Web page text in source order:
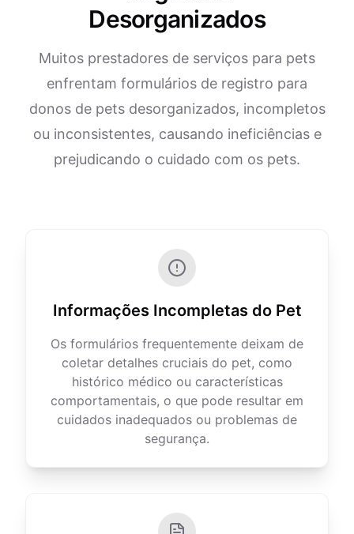
Desorganizados
Muitos prestadores de serviços para pets
enfrentam formulários de registro para
donos de pets desorganizados, incompletos
ou inconsistentes, causando ineficiências e
prejudicando o cuidado com os pets.
Informações Incompletas do Pet
Os formulários frequentemente deixam de
coletar detalhes cruciais do pet, como
histórico médico ou características
comportamentais, o que pode resultar em
cuidados inadequados ou problemas de
segurança.